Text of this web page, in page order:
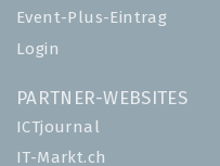
Event-Plus-Eintrag
Login
PARTNER-WEBSITES
ICTjournal
IT-Markt.ch